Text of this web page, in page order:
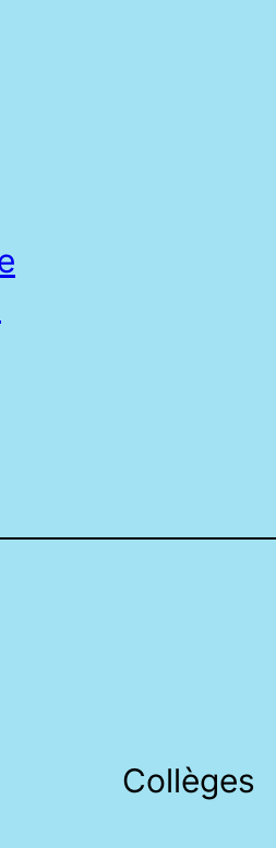
Collèges